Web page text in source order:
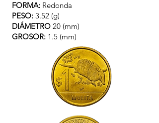
FORMA: Redonda
PESO: 3.52 (g)
DIÁMETRO 20 (mm)
GROSOR: 1.5 (mm)